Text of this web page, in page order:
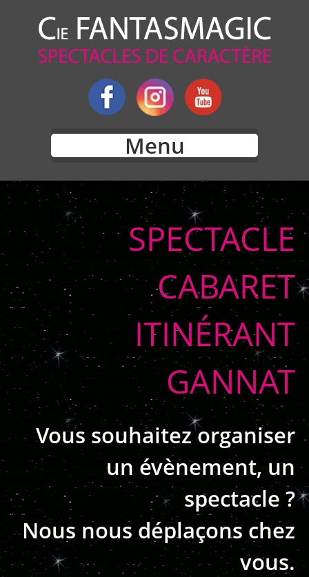
Menu
SPECTACLE
CABARET
ITINÉRANT
GANNAT
Vous souhaitez organiser
un évènement, un
spectacle ?
Nous nous déplaçons chez
vous.